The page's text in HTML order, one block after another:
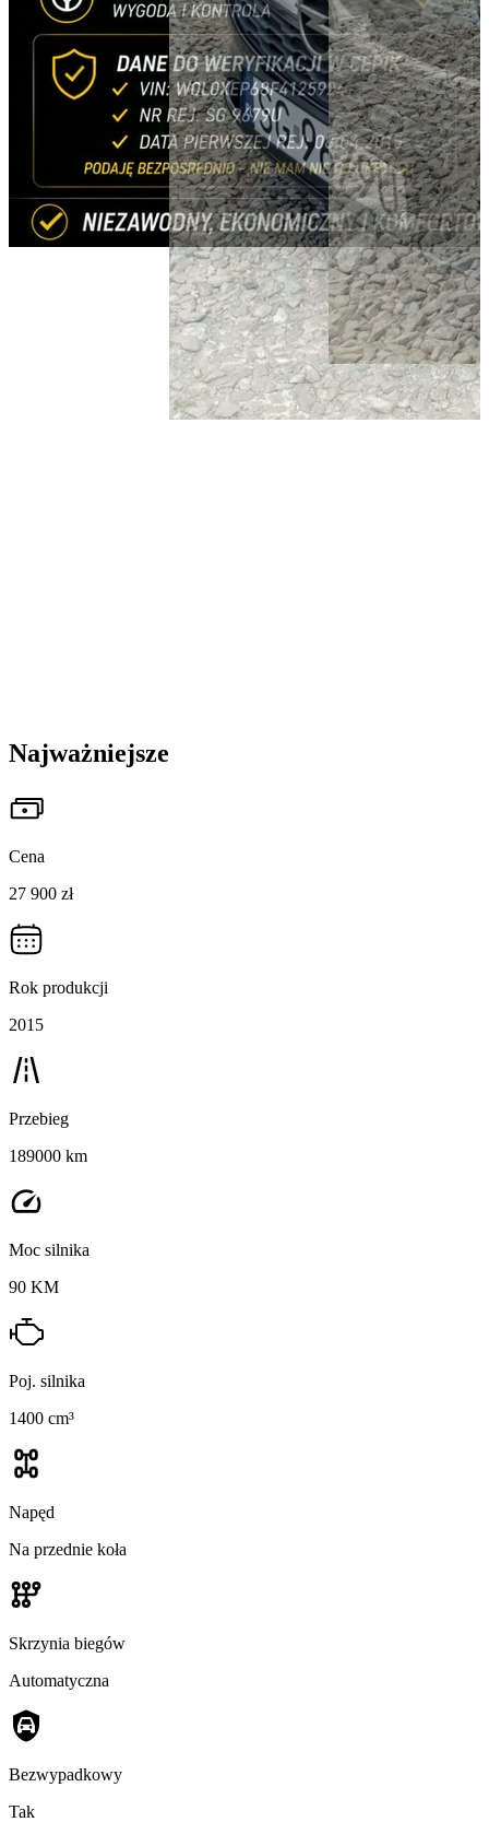
Najważniejsze
Cena
27 900 zł
Rok produkcji
2015
Przebieg
189000 km
Moc silnika
90 KM
Poj. silnika
1400 cm³
Napęd
Na przednie koła
Skrzynia biegów
Automatyczna
Bezwypadkowy
Tak